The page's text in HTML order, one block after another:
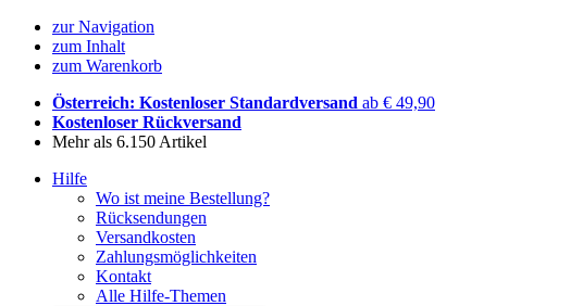
zur Navigation
zum Inhalt
zum Warenkorb
Österreich: Kostenloser Standardversand ab € 49,90
Kostenloser Rückversand
Mehr als 6.150 Artikel
Hilfe
Wo ist meine Bestellung?
Rücksendungen
Versandkosten
Zahlungsmöglichkeiten
Kontakt
Alle Hilfe-Themen